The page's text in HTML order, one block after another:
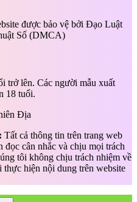
được bảo vệ bởi Đạo Luật
Số (DMCA)
trở lên. Các người mẫu xuất
18 tuổi.
Địa
Tất cả thông tin trên trang web
đọc cân nhắc và chịu mọi trách
tôi không chịu trách nhiệm về
thực hiện nội dung trên website